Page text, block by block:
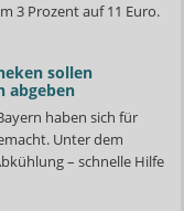
Keim ist weit verbreitet
Pharyngitis auslösen.
führen.
3 Prozent auf 11 Euro.
sollen
abgeben
haben sich für
Unter dem
– schnelle Hilfe